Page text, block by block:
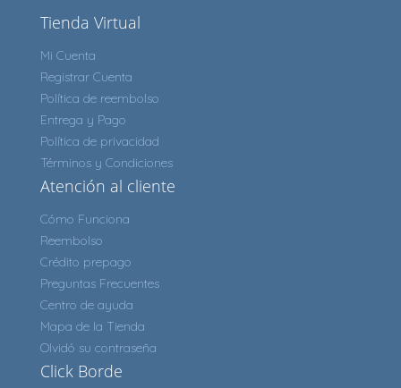
Tienda Virtual
Mi Cuenta
Registrar Cuenta
Política de reembolso
Entrega y Pago
Política de privacidad
Términos y Condiciones
Atención al cliente
Cómo Funciona
Reembolso
Crédito prepago
Preguntas Frecuentes
Centro de ayuda
Mapa de la Tienda
Olvidó su contraseña
Click Borde